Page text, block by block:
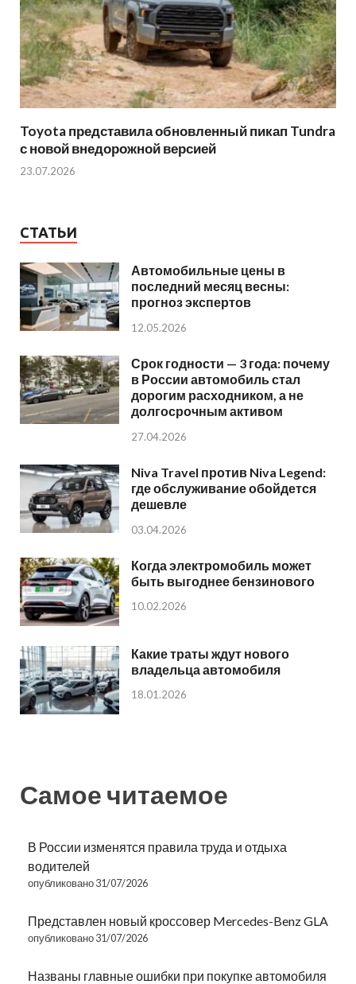
Toyota представила обновленный пикап Tundra
с новой внедорожной версией
23.07.2026
СТАТЬИ
Автомобильные цены в
последний месяц весны:
прогноз экспертов
12.05.2026
Срок годности — 3 года: почему
в России автомобиль стал
дорогим расходником, а не
долгосрочным активом
27.04.2026
Niva Travel против Niva Legend:
где обслуживание обойдется
дешевле
03.04.2026
Когда электромобиль может
быть выгоднее бензинового
10.02.2026
Какие траты ждут нового
владельца автомобиля
18.01.2026
Самое читаемое
В России изменятся правила труда и отдыха
водителей
опубликовано 31/07/2026
Представлен новый кроссовер Mercedes-Benz GLA
опубликовано 31/07/2026
Названы главные ошибки при покупке автомобиля